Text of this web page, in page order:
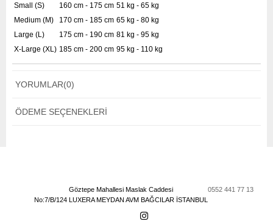
Small (S)
160 cm - 175 cm 51 kg - 65 kg
Medium (M)
170 cm - 185 cm 65 kg - 80 kg
Large (L)
175 cm - 190 cm 81 kg - 95 kg
X-Large (XL) 185 cm - 200 cm 95 kg - 110 kg
YORUMLAR(0)
ÖDEME SEÇENEKLERI
Göztepe Mahallesi Maslak Caddesi
No:7/B/124 LUXERA MEYDAN AVM BAĞCILAR İSTANBUL
0552 441 77 13